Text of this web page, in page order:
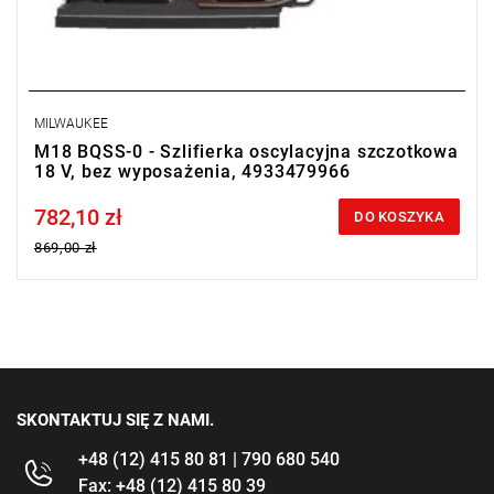
MILWAUKEE
M18 BQSS-0 - Szlifierka oscylacyjna szczotkowa
18 V, bez wyposażenia, 4933479966
Price tax included
782,10 zł
869,00 zł
DO KOSZYKA
SKONTAKTUJ SIĘ Z NAMI.
+48 (12) 415 80 81 | 790 680 540
Fax: +48 (12) 415 80 39